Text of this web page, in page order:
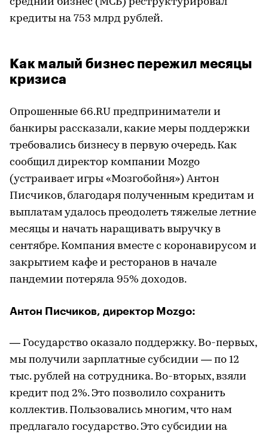
кредиты на 753 млрд рублей.
Как малый бизнес пережил месяцы
кризиса
Опрошенные 66.RU предприниматели и
банкиры рассказали, какие меры поддержки
требовались бизнесу в первую очередь. Как
сообщил директор компании Mozgo
(устраивает игры «Мозгобойня») Антон
Писчиков, благодаря полученным кредитам и
выплатам удалось преодолеть тяжелые летние
месяцы и начать наращивать выручку в
сентябре. Компания вместе с коронавирусом и
закрытием кафе и ресторанов в начале
пандемии потеряла 95% доходов.
Антон Писчиков, директор Mozgo:
— Государство оказало поддержку. Во-первых,
мы получили зарплатные субсидии — по 12
тыс. рублей на сотрудника. Во-вторых, взяли
кредит под 2%. Это позволило сохранить
коллектив. Пользовались многим, что нам
предлагало государство. Это субсидии на